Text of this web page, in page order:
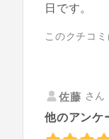
日です。
このクチコ
佐藤 さ
他のアンケ